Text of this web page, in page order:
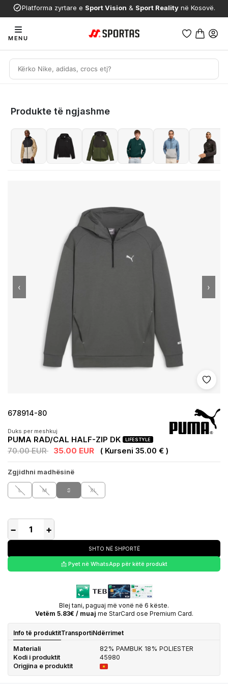
Platforma zyrtare e Sport Vision & Sport Reality në Kosovë.
MENU
Produkte të ngjashme
Shto
‹ ›
678914-80
Duks per meshkuj
PUMA RAD/CAL HALF-ZIP DK LIFESTYLE
70.00 EUR 35.00 EUR ( Kurseni 35.00 € )
Zgjidhni madhësinë
L M S XL
− +
SHTO NË SHPORTË
📩 Pyet në WhatsApp për këtë produkt
Blej tani, paguaj më vonë në 6 këste.
Vetëm 5.83€ / muaj me StarCard ose Premium Card.
Info të produktitTransportiNdërrimet
Materiali
82% PAMBUK 18% POLIESTER
Kodi i produktit
45980
Origjina e produktit